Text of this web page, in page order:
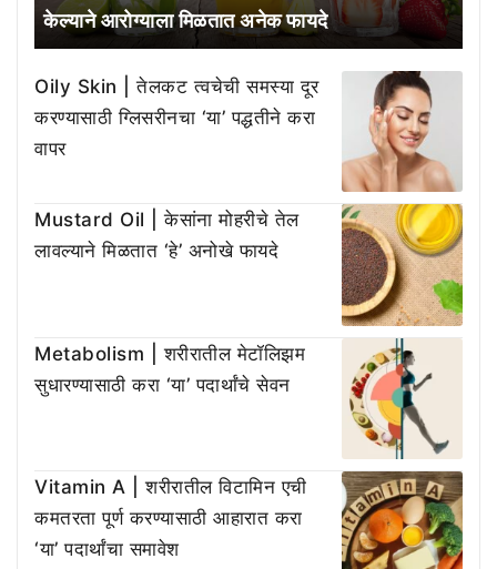
केल्याने आरोग्याला मिळतात अनेक फायदे
Oily Skin | तेलकट त्वचेची समस्या दूर
करण्यासाठी ग्लिसरीनचा ‘या’ पद्धतीने करा
वापर
Mustard Oil | केसांना मोहरीचे तेल
लावल्याने मिळतात ‘हे’ अनोखे फायदे
Metabolism | शरीरातील मेटॉलिझम
सुधारण्यासाठी करा ‘या’ पदार्थांचे सेवन
Vitamin A | शरीरातील विटामिन एची
कमतरता पूर्ण करण्यासाठी आहारात करा
‘या’ पदार्थांचा समावेश